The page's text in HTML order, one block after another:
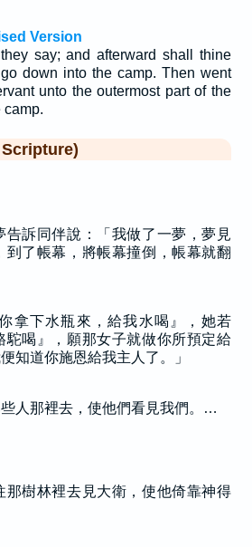
Version
say; and afterward shall thine
down into the camp. Then went
unto the outermost part of the
camp.
訴同伴說：「我做了一夢，夢見
了帳幕，將帳幕撞倒，帳幕就翻
拿下水瓶來，給我水喝』，她若
駝喝』，願那女子就做你所預定給
知道你施恩給我主人了。」
人那裡去，使他們看見我們。…
那樹林裡去見大衛，使他倚靠神得